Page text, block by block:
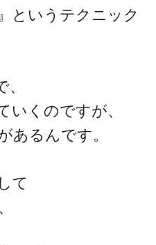
というテクニック
いくのですが、
あるんです。
て